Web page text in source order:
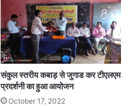
संकुल स्तरीय कबाड़ से जुगाड कर टीएलएम
प्रदर्शनी का हुआ आयोजन
October 17, 2022